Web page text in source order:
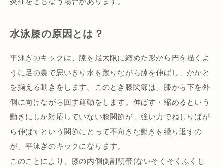
水泳膝の原因とは？
平泳ぎのキックは、膝を最大限に縮めた形から円を描くよ
うに足の裏で思いきり水を蹴りながら膝を伸ばし、かかと
を揃える動きをします。このとき膝関節は、膝から下を外
側に向けながら回す運動をします。伸ばす・縮めるという
動きにしか対応していない膝関節が、強い力でねじりばが
ら伸ばすという関節にとって不向きな動きを繰り返すの
が、平泳ぎのキックになります。
このことにより、膝の内側側副靭帯(ないそくそくふくじ